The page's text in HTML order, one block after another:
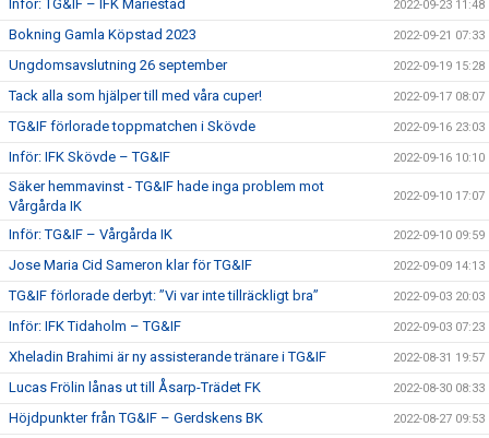
Inför: TG&IF – IFK Mariestad 2022-09-23 11:48
Bokning Gamla Köpstad 2023 2022-09-21 07:33
Ungdomsavslutning 26 september 2022-09-19 15:28
Tack alla som hjälper till med våra cuper! 2022-09-17 08:07
TG&IF förlorade toppmatchen i Skövde 2022-09-16 23:03
Inför: IFK Skövde – TG&IF 2022-09-16 10:10
Säker hemmavinst - TG&IF hade inga problem mot
Vårgårda IK
2022-09-10 17:07
Inför: TG&IF – Vårgårda IK 2022-09-10 09:59
Jose Maria Cid Sameron klar för TG&IF 2022-09-09 14:13
TG&IF förlorade derbyt: ”Vi var inte tillräckligt bra” 2022-09-03 20:03
Inför: IFK Tidaholm – TG&IF 2022-09-03 07:23
Xheladin Brahimi är ny assisterande tränare i TG&IF 2022-08-31 19:57
Lucas Frölin lånas ut till Åsarp-Trädet FK 2022-08-30 08:33
Höjdpunkter från TG&IF – Gerdskens BK 2022-08-27 09:53